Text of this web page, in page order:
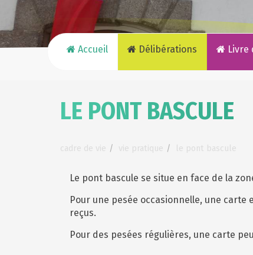
Accueil Délibérations Livre
LE PONT BASCULE
cadre de vie vie pratique le pont bascule
Le pont bascule se situe en face de la
Pour une pesée occasionnelle, une
reçus.
Pour des pesées régulières, une carte